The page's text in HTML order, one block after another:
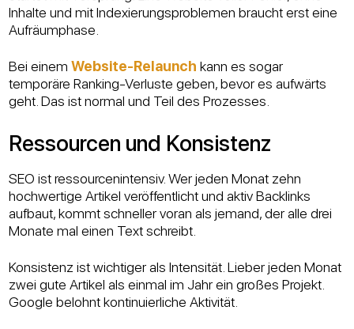
Inhalte und mit Indexierungsproblemen braucht erst eine
Aufräumphase.
Bei einemWebsite-Relaunch kann es sogar
temporäre Ranking-Verluste geben, bevor es aufwärts
geht. Das ist normal und Teil des Prozesses.
Ressourcen und Konsistenz
SEO ist ressourcenintensiv. Wer jeden Monat zehn
hochwertige Artikel veröffentlicht und aktiv Backlinks
aufbaut, kommt schneller voran als jemand, der alle drei
Monate mal einen Text schreibt.
Konsistenz ist wichtiger als Intensität. Lieber jeden Monat
zwei gute Artikel als einmal im Jahr ein großes Projekt.
Google belohnt kontinuierliche Aktivität.